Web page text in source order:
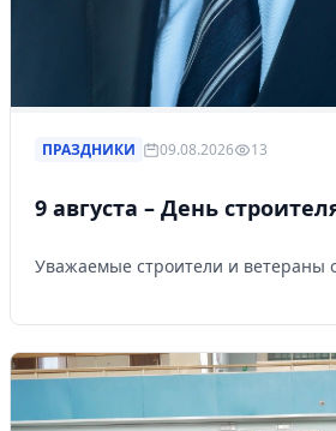
ПРАЗДНИКИ 09.08.2026 13
9 августа – День
Уважаемые строители и ветераны